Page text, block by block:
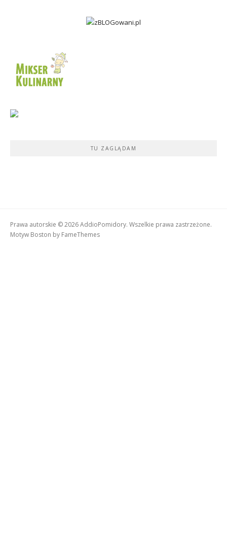
TU ZAGLĄDAM
Prawa autorskie © 2026 AddioPomidory. Wszelkie prawa zastrzeżone.
Motyw Boston by FameThemes